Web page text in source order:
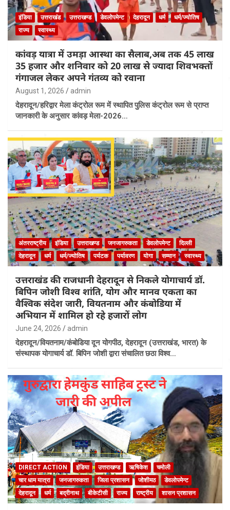
इंडिया उत्तराखंड उत्तराखण्ड डेवलोपमेन्ट देहरादून धर्म
धर्म/ज्योतिष
राज्य
स्वास्थ्य
कांवड़ यात्रा में उमड़ा आस्था का सैलाब,अब तक 45 लाख
35 हजार और शनिवार को 20 लाख से ज्यादा शिवभक्तों
गंगाजल लेकर अपने गंतव्य को रवाना
August 1, 2026 admin
देहरादून/हरिद्वार मेला कंट्रोल रूम में स्थापित पुलिस कंट्रोल रूम से प्राप्त
जानकारी के अनुसार कांवड़ मेला-2026…
अंतरराष्ट्रीय इंडिया उत्तराखण्ड जनजागरुकता डेवलोपमेन्ट
दिल्ली
देहरादून
धर्म धर्म/ज्योतिष पर्यटक पर्यावरण योगा सम्मान स्वास्थ्य
उत्तराखंड की राजधानी देहरादून से निकले योगाचार्य डॉ.
बिपिन जोशी विश्व शांति, योग और मानव एकता का
वैश्विक संदेश जारी, वियतनाम और कंबोडिया में
अभियान में शामिल हो रहे हजारों लोग
June 24, 2026 admin
देहरादून/वियतनाम/कंबोडिया दून योगपीठ, देहरादून (उत्तराखंड, भारत) के
संस्थापक योगाचार्य डॉ. बिपिन जोशी द्वारा संचालित छठा विश्व…
DIRECT ACTION इंडिया उत्तराखण्ड ऋषिकेश
चमोली
चार धाम यात्रा
जनजागरुकता जिला प्रशासन जोशीमठ
डेवलोपमेन्ट
देहरादून
धर्म बद्रीनाथ बीकेटीसी राज्य राष्ट्रीय शासन प्रशासन